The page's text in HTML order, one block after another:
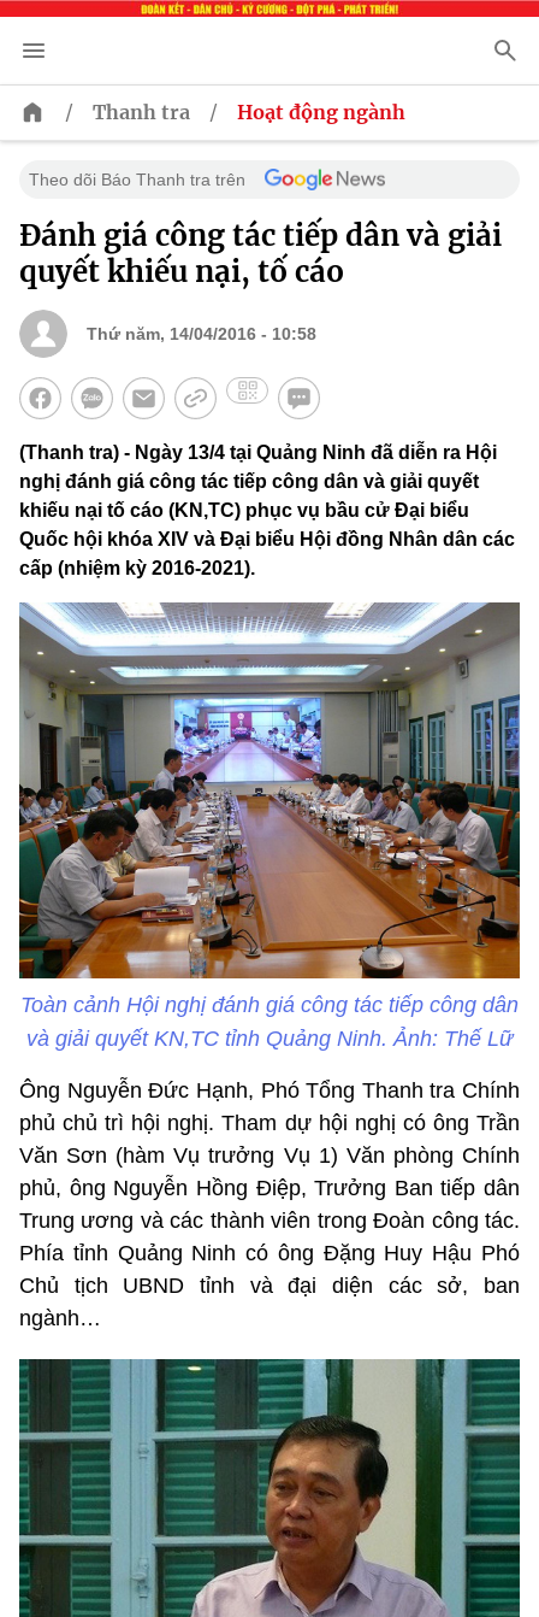
/ Thanh tra / Hoạt động ngành
Theo dõi Báo Thanh tra trên
Đánh giá công tác tiếp dân và giải
quyết khiếu nại, tố cáo
Thứ năm, 14/04/2016 - 10:58
(Thanh tra) - Ngày 13/4 tại Quảng Ninh đã diễn ra Hội
nghị đánh giá công tác tiếp công dân và giải quyết
khiếu nại tố cáo (KN,TC) phục vụ bầu cử Đại biểu
Quốc hội khóa XIV và Đại biểu Hội đồng Nhân dân các
cấp (nhiệm kỳ 2016-2021).
Toàn cảnh Hội nghị đánh giá công tác tiếp công dân
và giải quyết KN,TC tỉnh Quảng Ninh. Ảnh: Thế Lữ
Ông Nguyễn Đức Hạnh, Phó Tổng Thanh tra Chính
phủ chủ trì hội nghị. Tham dự hội nghị có ông Trần
Văn Sơn (hàm Vụ trưởng Vụ 1) Văn phòng Chính
phủ, ông Nguyễn Hồng Điệp, Trưởng Ban tiếp dân
Trung ương và các thành viên trong Đoàn công tác.
Phía tỉnh Quảng Ninh có ông Đặng Huy Hậu Phó
Chủ tịch UBND tỉnh và đại diện các sở, ban
ngành…